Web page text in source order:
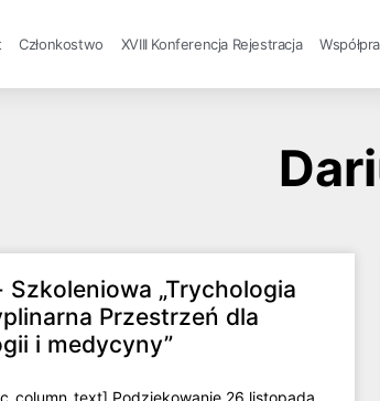
Członkostwo XVIII Konferencja Rejestracja
„Trychologia
Przestrzeń dla
i medycyny”